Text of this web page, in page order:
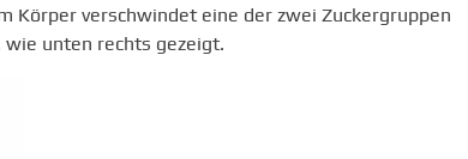
Körper verschwindet eine der zwei Zuckergruppen
unten rechts gezeigt.